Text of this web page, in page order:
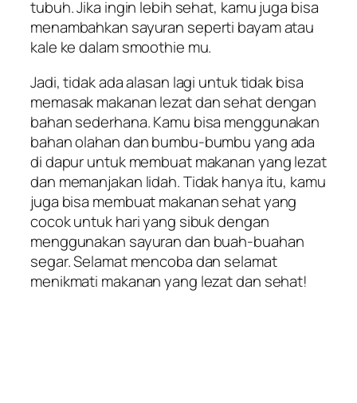
tubuh. Jika ingin lebih sehat, kamu juga bisa
menambahkan sayuran seperti bayam atau
kale ke dalam smoothie mu.
Jadi, tidak ada alasan lagi untuk tidak bisa
memasak makanan lezat dan sehat dengan
bahan sederhana. Kamu bisa menggunakan
bahan olahan dan bumbu-bumbu yang ada
di dapur untuk membuat makanan yang lezat
dan memanjakan lidah. Tidak hanya itu, kamu
juga bisa membuat makanan sehat yang
cocok untuk hari yang sibuk dengan
menggunakan sayuran dan buah-buahan
segar. Selamat mencoba dan selamat
menikmati makanan yang lezat dan sehat!